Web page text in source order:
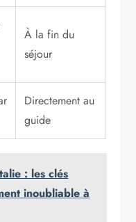
À la fin du
séjour
Directement au
guide
: les clés
inoubliable à